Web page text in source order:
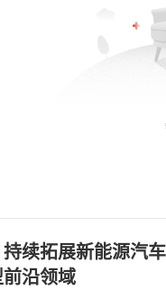
续拓展新能源汽
沿领域